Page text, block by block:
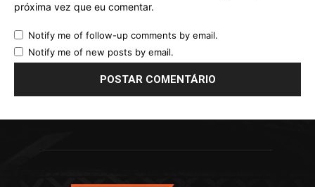
próxima vez que eu comentar.
Notify me of follow-up comments by email.
Notify me of new posts by email.